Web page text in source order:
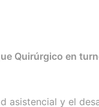
Quirúrgico en
asistencial y el